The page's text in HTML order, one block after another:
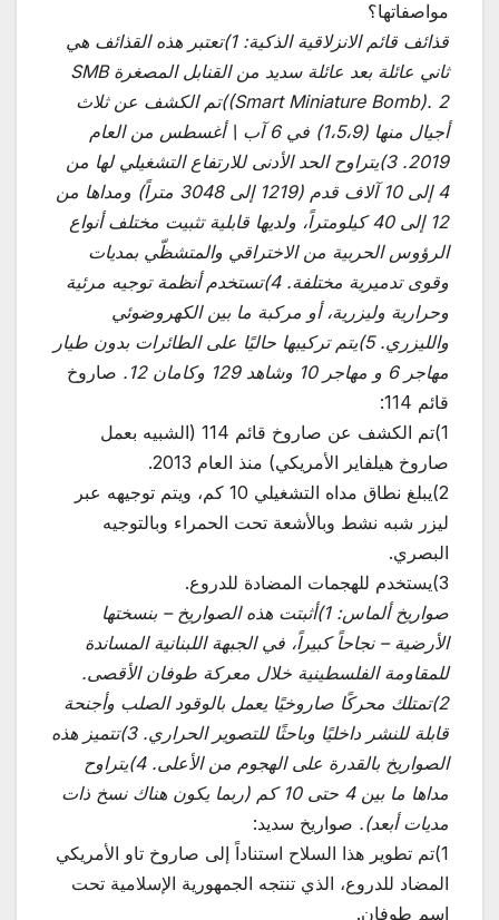
مواصفاتها؟
قذائف قائم الانزلاقية الذكية: 1)تعتبر هذه القذائف هي
ثاني عائلة بعد عائلة سديد من القنابل المصغرة SMB
(Smart Miniature Bomb). 2)تم الكشف عن ثلاث
أجيال منها (1،5،9) في 6 آب \ أغسطس من العام
2019. 3)يتراوح الحد الأدنى للارتفاع التشغيلي لها من
4 إلى 10 آلاف قدم (1219 إلى 3048 متراً) ومداها من
12 إلى 40 كيلومتراً، ولديها قابلية تثبيت مختلف أنواع
الرؤوس الحربية من الاختراقي والمتشظّي بمديات
وقوى تدميرية مختلفة. 4)تستخدم أنظمة توجيه مرئية
وحرارية وليزرية، أو مركبة ما بين الكهروضوئي
والليزري. 5)يتم تركيبها حاليًا على الطائرات بدون طيار
مهاجر 6 و مهاجر 10 وشاهد 129 وكامان 12.
صاروخ
قائم 114:
1)تم الكشف عن صاروخ قائم 114 (الشبيه بعمل
صاروخ هيلفاير الأمريكي) منذ العام 2013.
2)يبلغ نطاق مداه التشغيلي 10 كم، ويتم توجيهه عبر
ليزر شبه نشط وبالأشعة تحت الحمراء وبالتوجيه
البصري.
3)يستخدم للهجمات المضادة للدروع.
صواريخ ألماس: 1)أثبتت هذه الصواريخ – بنسختها
الأرضية – نجاحاً كبيراً، في الجبهة اللبنانية المساندة
للمقاومة الفلسطينية خلال معركة طوفان الأقصى.
2)تمتلك محركًا صاروخيًا يعمل بالوقود الصلب وأجنحة
قابلة للنشر داخليًا وباحثًا للتصوير الحراري. 3)تتميز هذه
الصواريخ بالقدرة على الهجوم من الأعلى. 4)يتراوح
مداها ما بين 4 حتى 10 كم (ربما يكون هناك نسخ ذات
مديات أبعد). صواريخ سديد:
1)تم تطوير هذا السلاح استناداً إلى صاروخ تاو الأمريكي
المضاد للدروع، الذي تنتجه الجمهورية الإسلامية تحت
اسم طوفان.